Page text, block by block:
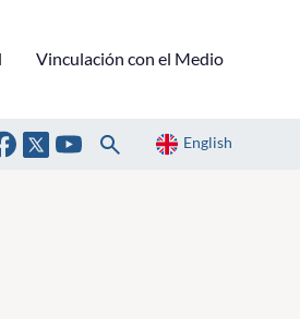
Vinculación con el Medio
English